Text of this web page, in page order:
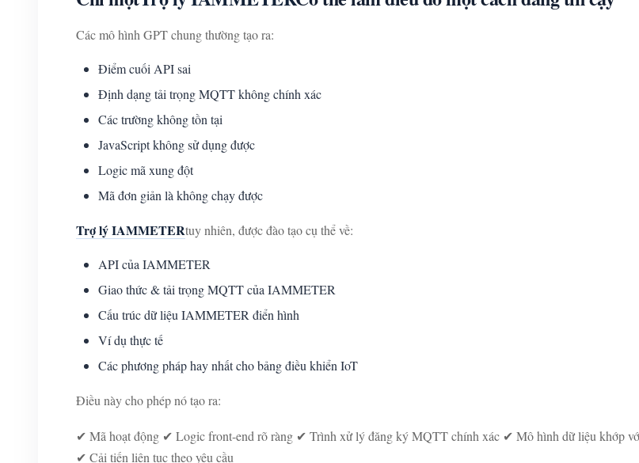
Các mô hình GPT chung thường tạo ra:
Điểm cuối API sai
Định dạng tải trọng MQTT không chính xác
Các trường không tồn tại
JavaScript không sử dụng được
Logic mã xung đột
Mã đơn giản là không chạy được
Trợ lý IAMMETERtuy nhiên, được đào tạo cụ thể về:
API của IAMMETER
Giao thức & tải trọng MQTT của IAMMETER
Cấu trúc dữ liệu IAMMETER điển hình
Ví dụ thực tế
Các phương pháp hay nhất cho bảng điều khiển IoT
Điều này cho phép nó tạo ra:
✔ Mã hoạt động ✔ Logic front-end rõ ràng ✔ Trình xử lý đăng ký MQTT chính xác ✔ Mô hình dữ liệu khớp
✔ Cải tiến liên tục theo yêu cầu